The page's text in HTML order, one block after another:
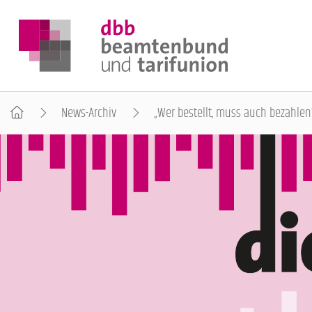
DER DBB
BEAMTINNEN & BEAMTE
News-Archiv „Wer bestellt, muss auch